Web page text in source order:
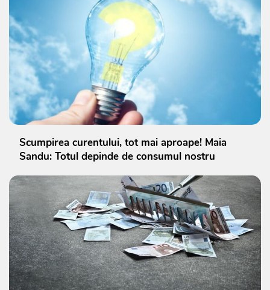
Scumpirea curentului, tot mai aproape! Maia
Sandu: Totul depinde de consumul nostru